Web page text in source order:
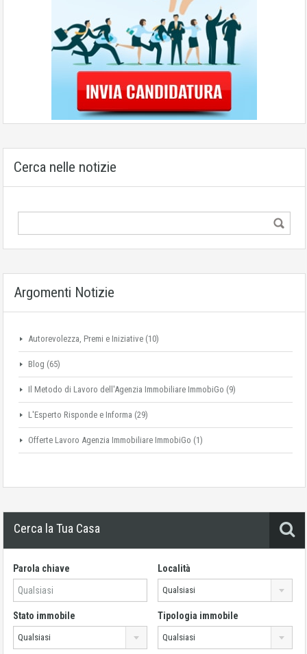
Cerca nelle notizie
Argomenti Notizie
Autorevolezza, Premi e Iniziative (10)
Blog (65)
Il Metodo di Lavoro dell'Agenzia Immobiliare ImmobiGo (9)
L'Esperto Risponde e Informa (29)
Offerte Lavoro Agenzia Immobiliare ImmobiGo (1)
Cerca la Tua Casa
Parola chiave Località
Qualsiasi
Stato immobile
Qualsiasi
Tipologia immobile
Qualsiasi